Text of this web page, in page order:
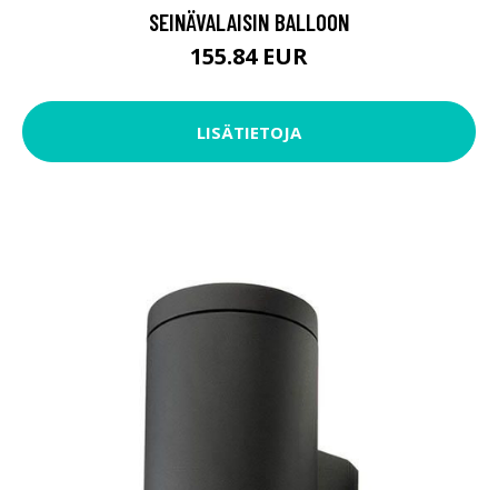
SEINÄVALAISIN BALLOON
155.84 EUR
LISÄTIETOJA